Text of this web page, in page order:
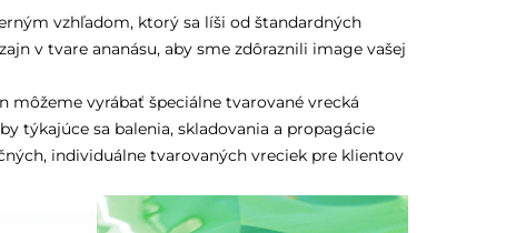
vzhľadom, ktorý sa líši od štandardných
v tvare ananásu, aby sme zdôraznili image vašej
vyrábať špeciálne tvarované vrecká
týkajúce sa balenia, skladovania a propagácie
individuálne tvarovaných vreciek pre klientov